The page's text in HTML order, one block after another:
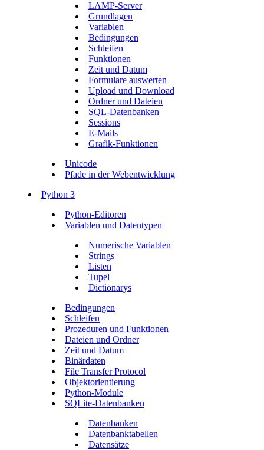
LAMP-Server
Grundlagen
Variablen
Bedingungen
Schleifen
Funktionen
Zeit und Datum
Formulare auswerten
Upload und Download
Ordner und Dateien
SQL-Datenbanken
Sessions
E-Mails
Grafik-Funktionen
Unicode
Pfade in der Webentwicklung
Python 3
Python-Editoren
Variablen und Datentypen
Numerische Variablen
Strings
Listen
Tupel
Dictionarys
Bedingungen
Schleifen
Prozeduren und Funktionen
Dateien und Ordner
Zeit und Datum
Binärdaten
File Transfer Protocol
Objektorientierung
Python-Module
SQLite-Datenbanken
Datenbanken
Datenbanktabellen
Datensätze